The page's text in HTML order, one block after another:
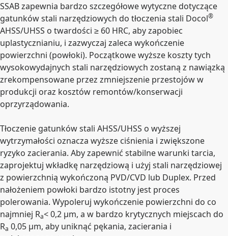
SSAB zapewnia bardzo szczegółowe wytyczne dotyczące
gatunków stali narzędziowych do tłoczenia stali Docol®
AHSS/UHSS o twardości ≥ 60 HRC, aby zapobiec
uplastycznianiu, i zazwyczaj zaleca wykończenie
powierzchni (powłoki). Początkowe wyższe koszty tych
wysokowydajnych stali narzędziowych zostaną z nawiązką
zrekompensowane przez zmniejszenie przestojów w
produkcji oraz kosztów remontów/konserwacji
oprzyrządowania.
Tłoczenie gatunków stali AHSS/UHSS o wyższej
wytrzymałości oznacza wyższe ciśnienia i zwiększone
ryzyko zacierania. Aby zapewnić stabilne warunki tarcia,
zaprojektuj wkładkę narzędziową i użyj stali narzędziowej
z powierzchnią wykończoną PVD/CVD lub Duplex. Przed
nałożeniem powłoki bardzo istotny jest proces
polerowania. Wypoleruj wykończenie powierzchni do co
najmniej Ra< 0,2 µm, a w bardzo krytycznych miejscach do
Ra 0,05 µm, aby uniknąć pękania, zacierania i